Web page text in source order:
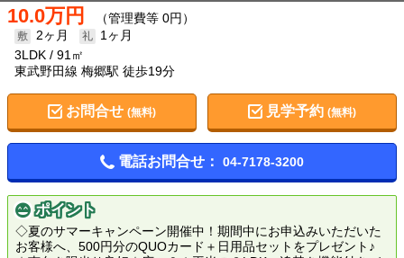
10.0万円 （管理費等 0円）
2ヶ月
1ヶ月
3LDK
91㎡
東武野田線 梅郷駅 徒歩19分
お問合せ (無料) 見学予約(無料)
電話お問合せ： 04-7178-3200
ポイント
◇夏のサマーキャンペーン開催中！期間中にお申込みいただいた
お客様へ、500円分のQUOカード＋日用品セットをプレゼント♪